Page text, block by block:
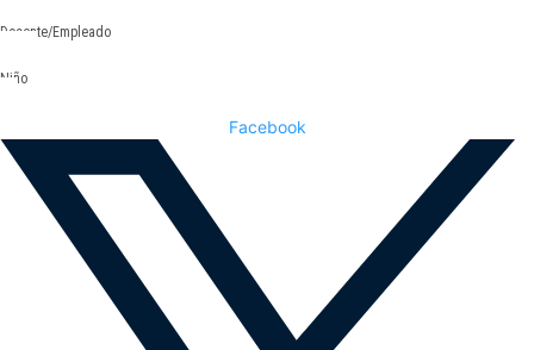
Docente/Empleado
Niño
Facebook